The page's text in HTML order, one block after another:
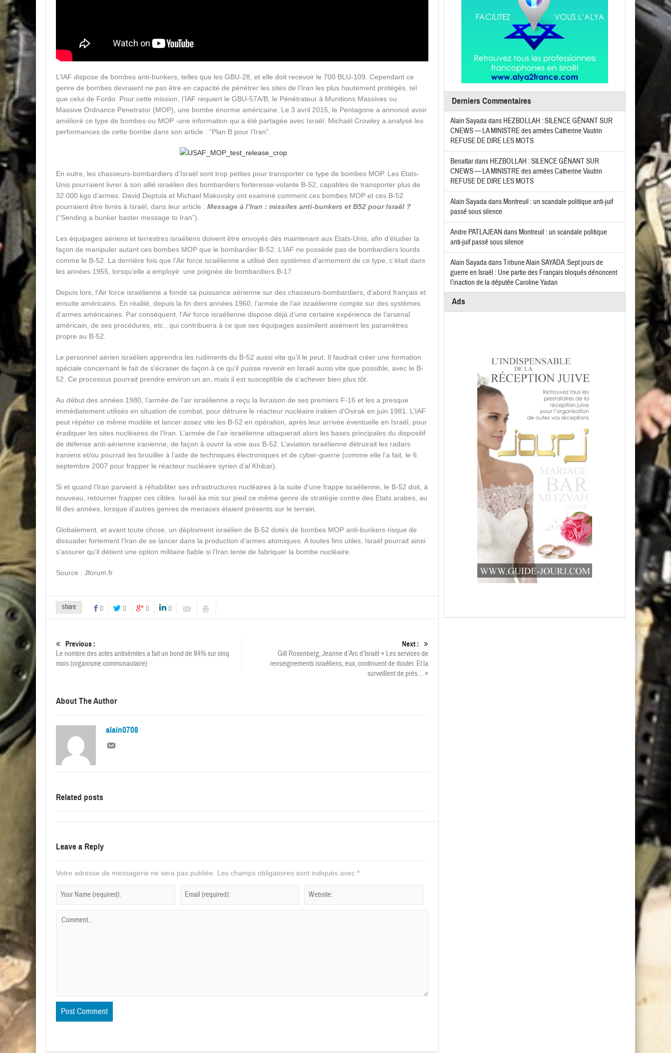
L’IAF dispose de bombes anti-bunkers, telles que les GBU-28, et elle doit recevoir le 700 BLU-109. Cependant ce
genre de bombes devraient ne pas être en capacité de pénétrer les sites de l’Iran les plus hautement protégés, tel
que celui de Fordo. Pour cette mission, l’IAF requiert le GBU-57A/B, le Pénétrateur à Munitions Massives ou
Massive Ordnance Penetrator (MOP), une bombe énorme américaine. Le 3 avril 2015, le Pentagone a annoncé avoir
amélioré ce type de bombes ou MOP -une information qui a été partagée avec Israël. Michaël Crowley a analysé les
performances de cette bombe dans son article : “Plan B pour l’Iran”.
En outre, les chasseurs-bombardiers d’Israël sont trop petites pour transporter ce type de bombes MOP. Les Etats-
Unis pourraient livrer à son allié israélien des bombardiers forteresse-volante B-52, capables de transporter plus de
32.000 kgs d’armes. David Deptula et Michael Makovsky ont examiné comment ces bombes MOP et ces B-52
pourraient être livrés à Israël, dans leur article : Message à l’Iran : missiles anti-bunkers et B52 pour Israël ?
(“Sending a bunker baster message to Iran”).
Les équipages aériens et terrestres israéliens doivent être envoyés dès maintenant aux Etats-Unis, afin d’étudier la
façon de manipuler autant ces bombes MOP que le bombardier B-52. L’IAF ne possède pas de bombardiers lourds
comme le B-52. La dernière fois que l’Air force israélienne a utilisé des systèmes d’armement de ce type, c’était dans
les années 1955, lorsqu’elle a employé une poignée de bombardiers B-17.
Depuis lors, l’Air force israélienne a fondé sa puissance aérienne sur des chasseurs-bombardiers, d’abord français et
ensuite américains. En réalité, depuis la fin ders années 1960, l’armée de l’air israélienne compte sur des systèmes
d’armes américaines. Par conséquent, l’Air force israélienne dispose déjà d’une certaine expérience de l’arsenal
américain, de ses procédures, etc., qui contribuera à ce que ses équipages assimilent aisément les paramètres
propre au B-52.
Le personnel aérien israélien apprendra les rudiments du B-52 aussi vite qu’il le peut. Il faudrait créer une formation
spéciale concernant le fait de s’écraser de façon à ce qu’il puisse revenir en Israël aussi vite que possible, avec le B-
52. Ce processus pourrait prendre environ un an, mais il est susceptible de s’achever bien plus tôt.
Au début des années 1980, l’armée de l’air israélienne a reçu la livraison de ses premiers F-16 et les a presque
immédiatement utilisés en situation de combat, pour détruire le réacteur nucléaire irakien d’Osirak en juin 1981. L’IAF
peut répéter ce même modèle et lancer assez vite les B-52 en opération, après leur arrivée éventuelle en Israël, pour
éradiquer les sites nucléaires de l’Iran. L’armée de l’air israélienne attaquerait alors les bases principales du dispositif
de défense anti-aérienne iranienne, de façon à ouvrir la voie aux B-52. L’aviation israélienne détruirait les radars
iraniens et/ou pourrait les brouiller à l’aide de techniques électroniques et de cyber-guerre (comme elle l’a fait, le 6
septembre 2007 pour frapper le réacteur nucléaire syrien d’al Khibar).
Si et quand l’Iran parvient à réhabiliter ses infrastructures nucléaires à la suite d’une frappe israélienne, le B-52 doit, à
nouveau, retourner frapper ces cibles. Israël àa mis sur pied ce même genre de stratégie contre des Etats arabes, au
fil des années, lorsque d’autres genres de menaces étaient présents sur le terrain.
Globalement, et avant toute chose, un déploiment israélien de B-52 dotés de bombes MOP anti-bunkers risque de
dissuader fortement l’Iran de se lancer dans la production d’armes atomiques. A toutes fins utiles, Israël pourrait ainsi
s’assurer qu’il détient une option militaire fiable si l’Iran tente de fabriquer la bombe nucléaire.
Source : Jforum.fr
share 0 0 0 0
Previous :
Le nombre des actes antisémites a fait un bond de 84% sur cinq
mois (organisme communautaire)
Next :
Gill Rosenberg, Jeanne d’Arc d’Israël « Les services de
renseignements israéliens, eux, continuent de douter. Et la
surveillent de près… »
About The Author
alain0708
Related posts
Leave a Reply
Votre adresse de messagerie ne sera pas publiée. Les champs obligatoires sont indiqués avec *
Derniers Commentaires
Alain Sayadadans HEZBOLLAH : SILENCE GÊNANT SUR
CNEWS — LA MINISTRE des armées Catherine Vautrin
REFUSE DE DIRE LES MOTS
Benattardans HEZBOLLAH : SILENCE GÊNANT SUR
CNEWS — LA MINISTRE des armées Catherine Vautrin
REFUSE DE DIRE LES MOTS
Alain Sayadadans Montreuil : un scandale politique anti-juif
passé sous silence
Andre PATLAJEAN dans Montreuil : un scandale politique
anti-juif passé sous silence
Alain SayadadansTribune Alain SAYADA :Sept jours de
guerre en Israël : Une partie des Français bloqués dénoncent
l’inaction de la députée Caroline Yadan
Ads